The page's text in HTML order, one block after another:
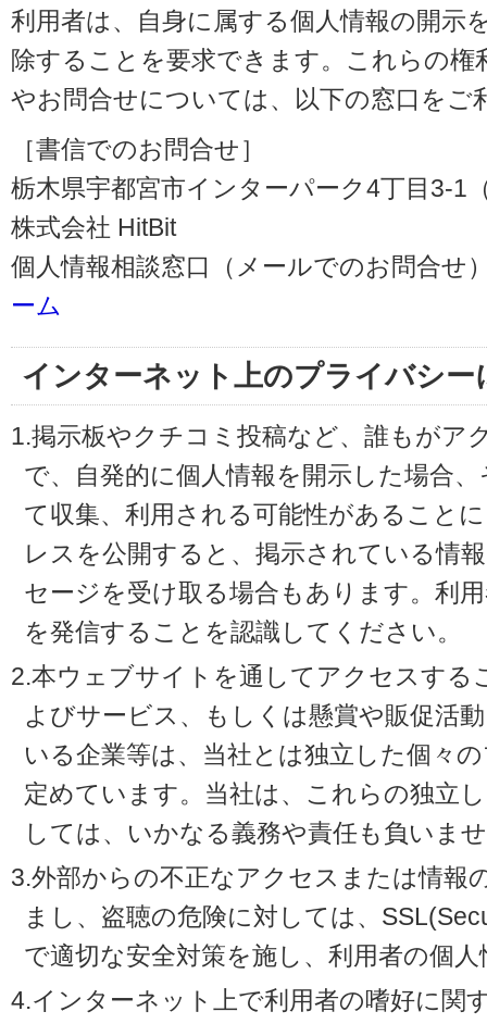
利用者は、自身に属する個人情報の開示
除することを要求できます。これらの権
やお問合せについては、以下の窓口をご
［書信でのお問合せ］
栃木県宇都宮市インターパーク4丁目3-1
株式会社 HitBit
個人情報相談窓口（メールでのお問合せ
ーム
インターネット上のプライバシー
1.掲示板やクチコミ投稿など、誰もがア
で、自発的に個人情報を開示した場合
て収集、利用される可能性があること
レスを公開すると、掲示されている情
セージを受け取る場合もあります。利
を発信することを認識してください。
2.本ウェブサイトを通してアクセスする
よびサービス、もしくは懸賞や販促活
いる企業等は、当社とは独立した個々
定めています。当社は、これらの独立
しては、いかなる義務や責任も負いま
3.外部からの不正なアクセスまたは情報
まし、盗聴の危険に対しては、
で適切な安全対策を施し、利用者の個
4.インターネット上で利用者の嗜好に関